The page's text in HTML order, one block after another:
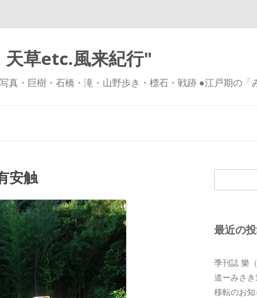
草etc.風来紀行"
・巨樹・石橋・滝・山野歩き・標石・戦跡 ●江戸期の「
安触
索:
最近の
季刊誌 樂
道ーみさ
移転のお